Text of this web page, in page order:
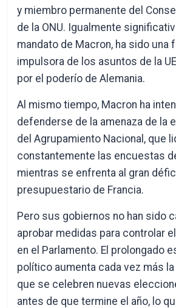
y miembro permanente del
de la ONU. Igualmente
mandato de Macron, ha sido una
impulsora de los asuntos de la
por el poderío de Alemania.
Al mismo tiempo, Macron ha
defenderse de la amenaza de la
del Agrupamiento Nacional, que
constantemente las encuestas
mientras se enfrenta al gran
presupuestario de Francia.
Pero sus gobiernos no han sido
aprobar medidas para controlar
en el Parlamento. El prolongado
político aumenta cada vez más
que se celebren nuevas
antes de que termine el año, lo